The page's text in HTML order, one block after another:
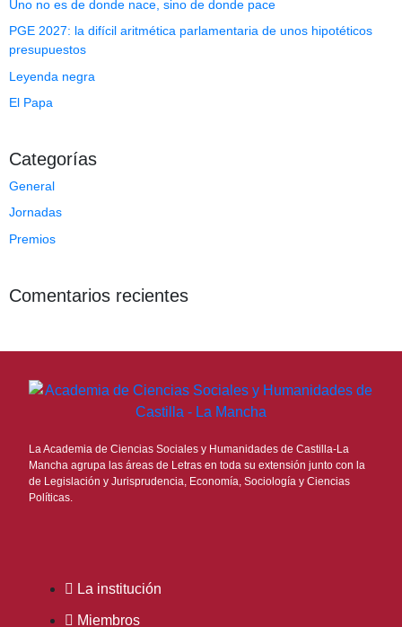
Uno no es de donde nace, sino de donde pace
PGE 2027: la difícil aritmética parlamentaria de unos hipotéticos
presupuestos
Leyenda negra
El Papa
Categorías
General
Jornadas
Premios
Comentarios recientes
La Academia de Ciencias Sociales y Humanidades de Castilla-La
Mancha agrupa las áreas de Letras en toda su extensión junto con la
de Legislación y Jurisprudencia, Economía, Sociología y Ciencias
Políticas.
La institución
Miembros